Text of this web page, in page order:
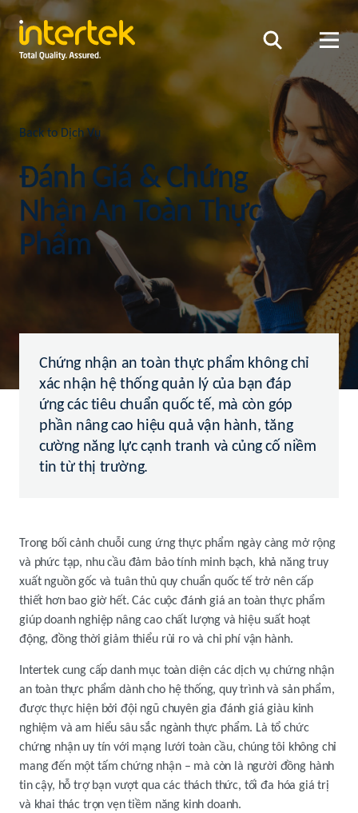
Back to Dịch Vụ
Đánh Giá & Chứng
Nhận An Toàn Thực
Phẩm
Chứng nhận an toàn thực phẩm không chỉ
xác nhận hệ thống quản lý của bạn đáp
ứng các tiêu chuẩn quốc tế, mà còn góp
phần nâng cao hiệu quả vận hành, tăng
cường năng lực cạnh tranh và củng cố niềm
tin từ thị trường.
Trong bối cảnh chuỗi cung ứng thực phẩm ngày càng mở rộng
và phức tạp, nhu cầu đảm bảo tính minh bạch, khả năng truy
xuất nguồn gốc và tuân thủ quy chuẩn quốc tế trở nên cấp
thiết hơn bao giờ hết. Các cuộc đánh giá an toàn thực phẩm
giúp doanh nghiệp nâng cao chất lượng và hiệu suất hoạt
động, đồng thời giảm thiểu rủi ro và chi phí vận hành.
Intertek cung cấp danh mục toàn diện các dịch vụ chứng nhận
an toàn thực phẩm dành cho hệ thống, quy trình và sản phẩm,
được thực hiện bởi đội ngũ chuyên gia đánh giá giàu kinh
nghiệm và am hiểu sâu sắc ngành thực phẩm. Là tổ chức
chứng nhận uy tín với mạng lưới toàn cầu, chúng tôi không chỉ
mang đến một tấm chứng nhận – mà còn là người đồng hành
tin cậy, hỗ trợ bạn vượt qua các thách thức, tối đa hóa giá trị
và khai thác trọn vẹn tiềm năng kinh doanh.